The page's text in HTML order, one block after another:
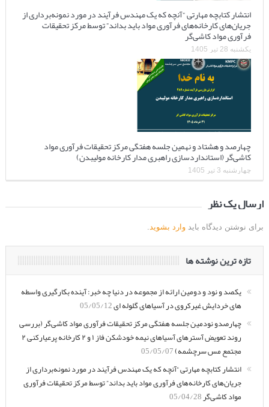
انتشار کتابچه مهارتی “آنچه که یک مهندس فرآیند در مورد نمونه‌برداری از
جریان‌های کارخانه‌های فرآوری مواد باید بداند” توسط مرکز تحقیقات
فرآوری مواد کاشی‌گر
یکشنبه 28 تیر 1405
چهارصد و هشتاد و نهمین جلسه هفتگی مرکز تحقیقات فرآوری مواد
کاشی‌گر (استانداردسازی راهبری مدار کارخانه مولیبدن)
چهارشنبه 3 تیر 1405
ارسال یک نظر
برای نوشتن دیدگاه باید وارد بشوید
تازه ترین نوشته ها
یکصد و نود و دومین ارائه از مجموعه در دنیا چه خبر: آینده بکارگیری واسطه
های خردایش غیرکروی در آسیاهای گلوله ای05/05/12
چهارصدو نودمین جلسه هفتگی مرکز تحقیقات فرآوری مواد کاشی‌گر (بررسی
روند تعویض آسترهای آسیاهای نیمه خودشکن فاز ۱ و ۲ کارخانه پرعیارکنی ۲
مجتمع مس سرچشمه)05/05/07
انتشار کتابچه مهارتی “آنچه که یک مهندس فرآیند در مورد نمونه‌برداری از
جریان‌های کارخانه‌های فرآوری مواد باید بداند” توسط مرکز تحقیقات فرآوری
مواد کاشی‌گر05/04/28